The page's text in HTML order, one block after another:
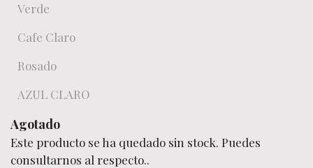
Verde
Cafe Claro
Rosado
AZUL CLARO
Agotado
Este producto se ha quedado sin stock. Puedes
consultarnos al respecto..